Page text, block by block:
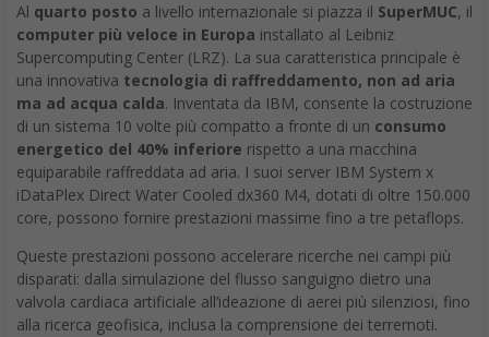
Al quarto posto a livello internazionale si piazza il SuperMUC, il
computer più veloce in Europa installato al Leibniz
Supercomputing Center (LRZ). La sua caratteristica principale è
una innovativa tecnologia di raffreddamento, non ad aria
ma ad acqua calda. Inventata da IBM, consente la costruzione
di un sistema 10 volte più compatto a fronte di un consumo
energetico del 40% inferiore rispetto a una macchina
equiparabile raffreddata ad aria. I suoi server IBM System x
iDataPlex Direct Water Cooled dx360 M4, dotati di oltre 150.000
core, possono fornire prestazioni massime fino a tre petaflops.
Queste prestazioni possono accelerare ricerche nei campi più
disparati: dalla simulazione del flusso sanguigno dietro una
valvola cardiaca artificiale all’ideazione di aerei più silenziosi, fino
alla ricerca geofisica, inclusa la comprensione dei terremoti.